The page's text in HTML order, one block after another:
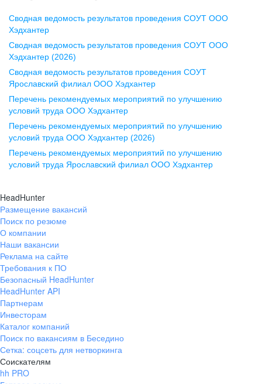
Воронеж
ул. Комиссаржевской, д. 10,
офис 1212
+7 473 280-05-05
pr@vrn.hh.ru
ул. Спартаковская, д. 2А, этаж 3,
помещение 15
+7 843 212-12-50
Екатеринбург
ул. Боевых Дружин, стр. 20,
+7 343 226-79-99
pr@ural.hh.ru
ул. Янковского, д. 169, 7 этаж,
706 каб.
+7 861 205-55-57
pr@krd.hh.ru
Сводная ведомость результатов проведения СОУТ ООО
Хэдхантер
Сводная ведомость результатов проведения СОУТ ООО
Хэдхантер (2026)
Сводная ведомость результатов проведения СОУТ
Ярославский филиал ООО Хэдхантер
Перечень рекомендуемых мероприятий по улучшению
условий труда ООО Хэдхантер
Перечень рекомендуемых мероприятий по улучшению
условий труда ООО Хэдхантер (2026)
Перечень рекомендуемых мероприятий по улучшению
условий труда Ярославский филиал ООО Хэдхантер
HeadHunter
Размещение вакансий
Поиск по резюме
О компании
Наши вакансии
Реклама на сайте
Требования к ПО
Безопасный HeadHunter
HeadHunter API
Партнерам
Инвесторам
Каталог компаний
Поиск по вакансиям в Беседино
Сетка: соцсеть для нетворкинга
Соискателям
hh PRO